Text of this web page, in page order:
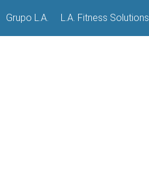
Grupo L.A. L.A. Fitness Solutions